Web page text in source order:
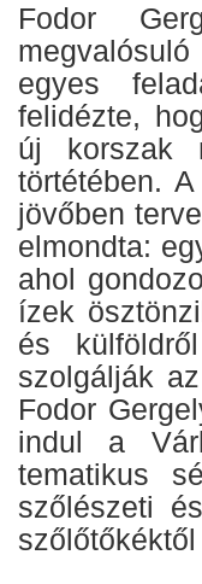
Fodor
egyes
felidézte,
új korszak
törtétében.
jövőben
elmondta:
ahol
ízek
és
szolgálják
Fodor
indul a
tematikus
szőlészeti